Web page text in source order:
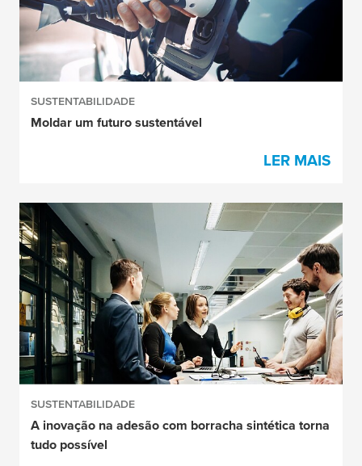
SUSTENTABILIDADE
Moldar um futuro sustentável
LER MAIS
SUSTENTABILIDADE
A inovação na adesão com borracha sintética torna
tudo possível